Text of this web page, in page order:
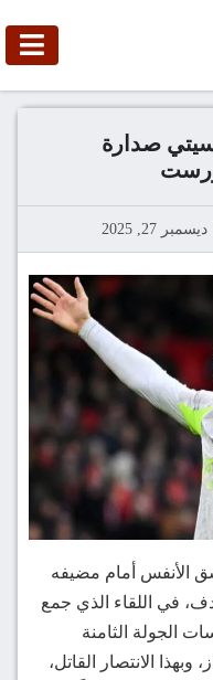
صدارة
ديسمبر 27, 2025
الأنفس أمام مضيفه
في اللقاء الذي جمع
الجولة الثامنة
الانتصار القاتل،